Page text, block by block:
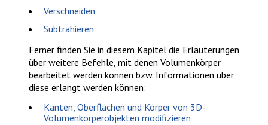
Verschneiden
Subtrahieren
Ferner finden Sie in diesem Kapitel die Erläuterungen
über weitere Befehle, mit denen Volumenkörper
bearbeitet werden können bzw. Informationen über
diese erlangt werden können:
Kanten, Oberflächen und Körper von 3D-
Volumenkörperobjekten modifizieren